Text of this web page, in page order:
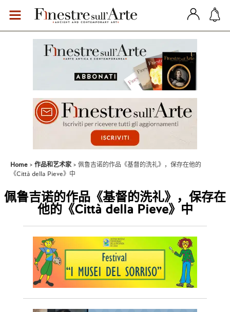
Home 作品和艺术家
佩鲁吉诺的作品《基督的洗礼》，保存在他的
《Città della Pieve》中
佩鲁吉诺的作品《基督的洗礼》，保存在
他的《Città della Pieve》中